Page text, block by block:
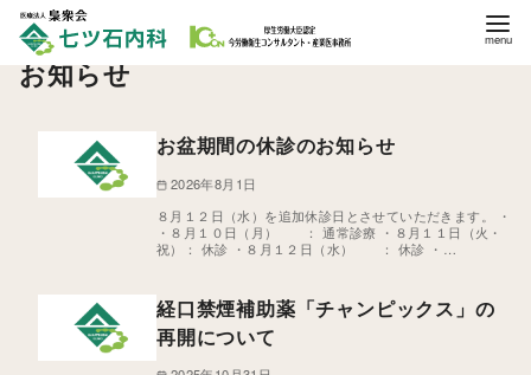
お知らせ
お盆期間の休診のお知らせ
2026年8月1日
８月１２日（水）を追加休診日とさせていただきます。 ・
・８月１０日（月） ： 通常診療 ・８月１１日（火・
祝）： 休診 ・８月１２日（水） ： 休診 ・…
経口禁煙補助薬「チャンピックス」の
再開について